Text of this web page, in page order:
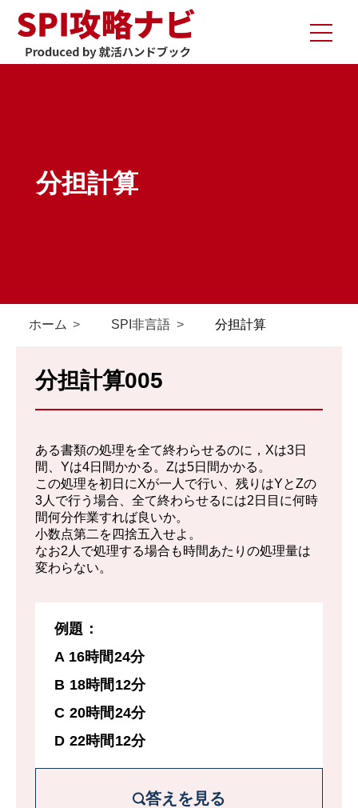
分担計算
ホーム SPI非言語 分担計算
分担計算005
ある書類の処理を全て終わらせるのに，Xは3日
間、Yは4日間かかる。Zは5日間かかる。
この処理を初日にXが一人で行い、残りはYとZの
3人で行う場合、全て終わらせるには2日目に何時
間何分作業すれば良いか。
小数点第二を四捨五入せよ。
なお2人で処理する場合も時間あたりの処理量は
変わらない。
例題：
A 16時間24分
B 18時間12分
C 20時間24分
D 22時間12分
答えを見る